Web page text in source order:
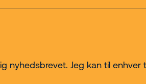
nyhedsbrevet. Jeg kan til enhver